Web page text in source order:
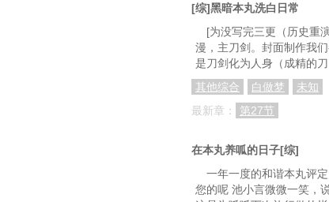
[综]黑暗本丸洗白日常
[为没写完三更（历史重
漫，主刀剑。封面制作我
是刀剑化为人身（成精的
其他综合
白做梦
未知
最新章：
第27节
在本丸养呱的日子[综]
一年一度的和谐本丸评
您的呢 池小言微微一笑，